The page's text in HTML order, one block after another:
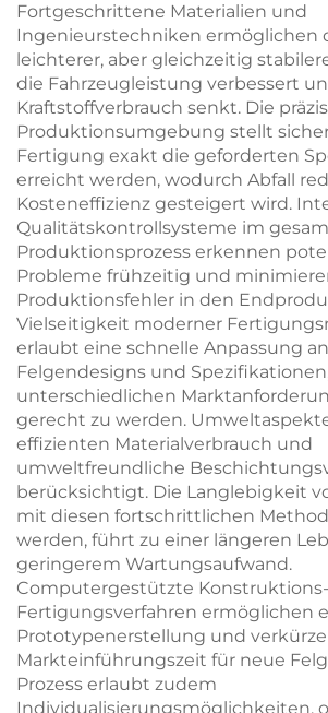
Fortgeschrittene Materialien und
Ingenieurstechniken ermöglichen
leichterer, aber gleichzeitig
die Fahrzeugleistung verbessert
Kraftstoffverbrauch senkt. Die
Produktionsumgebung stellt
Fertigung exakt die geforderten
erreicht werden, wodurch Abfall
Kosteneffizienz gesteigert wird.
Qualitätskontrollsysteme im
Produktionsprozess erkennen
Probleme frühzeitig und
Produktionsfehler in den
Vielseitigkeit moderner
erlaubt eine schnelle Anpassung
Felgendesigns und
unterschiedlichen
gerecht zu werden.
effizienten Materialverbrauch und
umweltfreundliche
berücksichtigt. Die Langlebigkeit
mit diesen fortschrittlichen
werden, führt zu einer längeren
geringerem Wartungsaufwand.
Computergestützte
Fertigungsverfahren ermöglichen
Prototypenerstellung und
Markteinführungszeit für neue
Prozess erlaubt zudem
Individualisierungsmöglichkeiten,